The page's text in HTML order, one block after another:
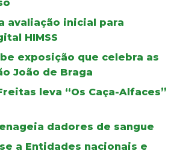
avaliação inicial para
HIMSS
exposição que celebra as
João de Braga
leva “Os Caça-Alfaces”
dadores de sangue
a Entidades nacionais e